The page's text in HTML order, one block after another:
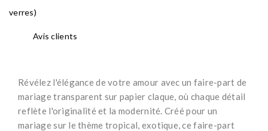
verres)
Avis clients
Révélez l'élégance de votre amour avec un faire-part de
mariage transparent sur papier claque, où chaque détail
reflète l'originalité et la modernité. Créé pour un
mariage sur le thème tropical, exotique, ce faire-part